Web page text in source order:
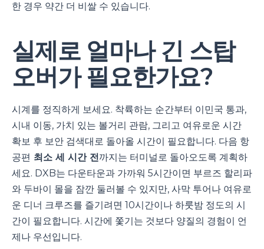
한 경우 약간 더 비쌀 수 있습니다.
실제로 얼마나 긴 스탑
오버가 필요한가요?
시계를 정직하게 보세요. 착륙하는 순간부터 이민국 통과,
시내 이동, 가치 있는 볼거리 관람, 그리고 여유로운 시간
확보 후 보안 검색대로 돌아올 시간이 필요합니다. 다음 항
공편 최소 세 시간 전까지는 터미널로 돌아오도록 계획하
세요. DXB는 다운타운과 가까워 5시간이면 부르즈 할리파
와 두바이 몰을 잠깐 둘러볼 수 있지만, 사막 투어나 여유로
운 디너 크루즈를 즐기려면 10시간이나 하룻밤 정도의 시
간이 필요합니다. 시간에 쫓기는 것보다 양질의 경험이 언
제나 우선입니다.